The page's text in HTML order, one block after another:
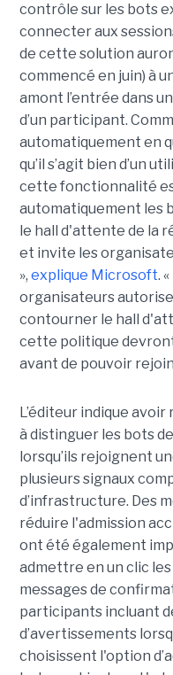
contrôle sur les bots
connecter aux
de cette solution
commencé en juin) à
amont l’entrée dans
d’un participant.
automatiquement en
qu’il s’agit bien d’un
cette fonctionnalité
automatiquement les
le hall d'attente de la
et invite les
», explique Microsoft.
organisateurs
contourner le hall
cette politique
avant de pouvoir
L’éditeur indique
à distinguer les bots
lorsqu’ils rejoignent
plusieurs signaux
d’infrastructure. Des
réduire l'admission
ont été également
admettre en un clic
messages de
participants incluant
d’avertissements
choisissent l'option